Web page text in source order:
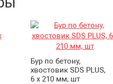
Бур по бетону,
хвостовик SDS PLUS,
6 х 210 мм, шт